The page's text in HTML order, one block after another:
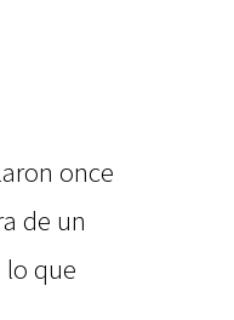
once
de un
que